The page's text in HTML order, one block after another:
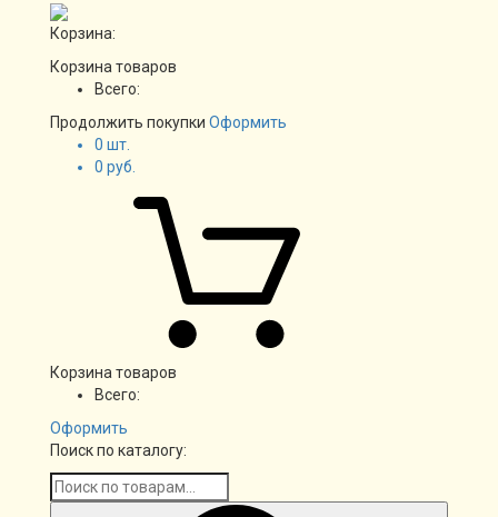
Корзина:
Корзина товаров
Всего:
Продолжить покупки Оформить
0 шт.
0 руб.
Корзина товаров
Всего:
Оформить
Поиск по каталогу: